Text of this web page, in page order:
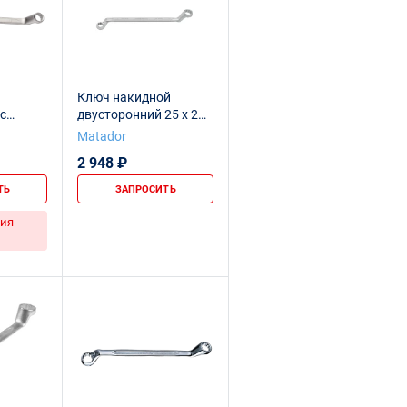
мм
Ключ накидной
двусторонний 25 x 28
мм
Matador
2 948 ₽
ЗАПРОСИТЬ